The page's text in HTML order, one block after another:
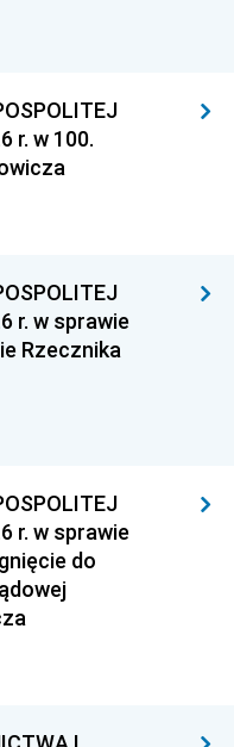
r. w 100.
r. w sprawie
Rzecznika
r. w sprawie
do